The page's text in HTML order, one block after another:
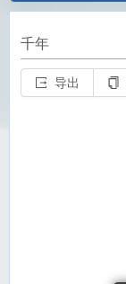
千年
导出